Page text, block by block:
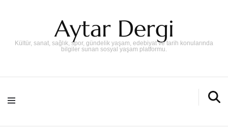
Aytar Dergi
Kültür, sanat, sağlık, spor, gündelik yaşam, edebiyat ve tarih konularında
bilgiler sunan sosyal yaşam platformu.